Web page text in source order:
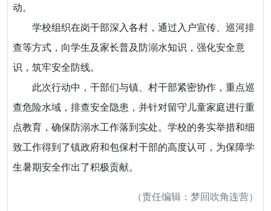
动。
学校组织在岗干部深入各村，通过入户宣传、巡河排
查等方式，向学生及家长普及防溺水知识，强化安全意
识，筑牢安全防线。
此次行动中，干部们与镇、村干部紧密协作，重点巡
查危险水域，排查安全隐患，并针对留守儿童家庭进行重
点教育，确保防溺水工作落到实处。学校的务实举措和细
致工作得到了镇政府和包保村干部的高度认可，为保障学
生暑期安全作出了积极贡献。
（责任编辑：梦回吹角连营）